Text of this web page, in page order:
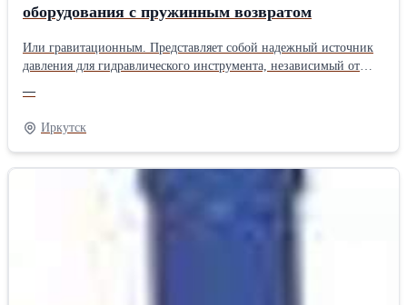
оборудования с пружинным возвратом
Или гравитационным. Представляет собой надежный источник
давления для гидравлического инструмента, независимый от
—
Иркутск